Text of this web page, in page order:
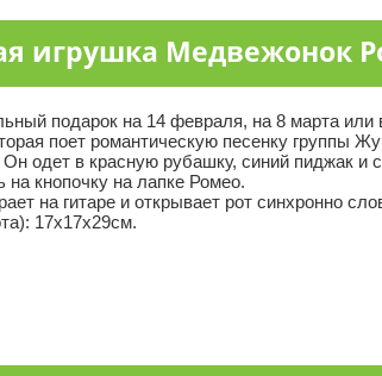
игрушка Медвежонок
подарок на 14 февраля, на 8 марта или
поет романтическую песенку группы
одет в красную рубашку, синий пиджак и
на кнопочку на лапке Ромео.
на гитаре и открывает рот синхронно
17х17х29см.